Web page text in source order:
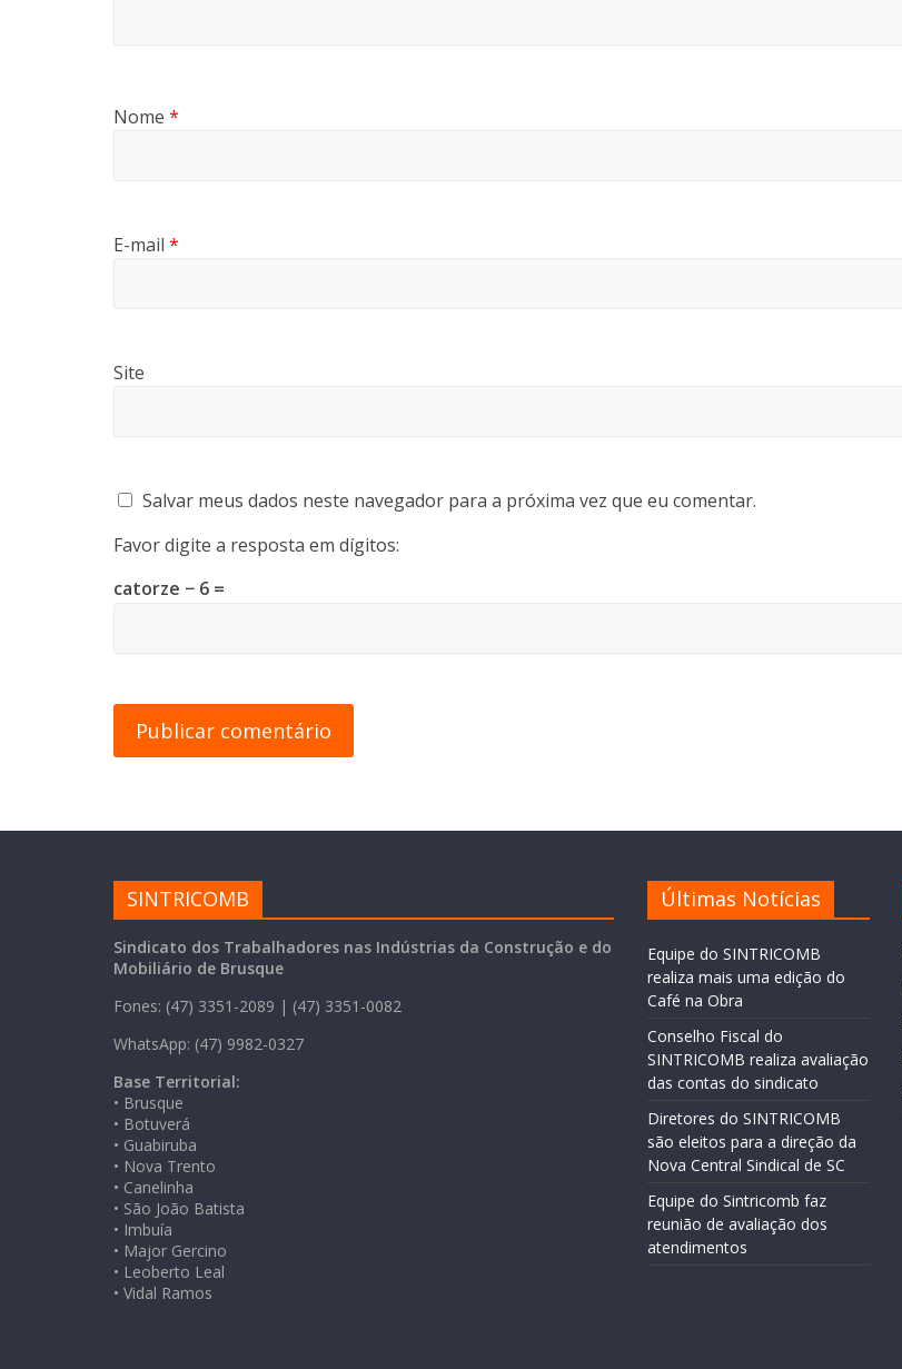
Nome *
E-mail *
Site
Salvar meus dados neste navegador para a próxima vez que eu comentar.
Favor digite a resposta em dígitos:
catorze − 6 =
SINTRICOMB
Sindicato dos Trabalhadores nas Indústrias da Construção e do
Mobiliário de Brusque
Fones: (47) 3351-2089 | (47) 3351-0082
WhatsApp: (47) 9982-0327
Base Territorial:
• Brusque
• Botuverá
• Guabiruba
• Nova Trento
• Canelinha
• São João Batista
• Imbuía
• Major Gercino
• Leoberto Leal
• Vidal Ramos
Últimas Notícias
Equipe do SINTRICOMB
realiza mais uma edição do
Café na Obra
Conselho Fiscal do
SINTRICOMB realiza avaliação
das contas do sindicato
Diretores do SINTRICOMB
são eleitos para a direção da
Nova Central Sindical de SC
Equipe do Sintricomb faz
reunião de avaliação dos
atendimentos